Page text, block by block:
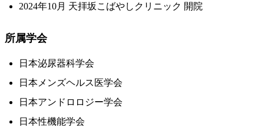
2024年10月 天拝坂こばやしクリニック 開院
所属学会
日本泌尿器科学会
日本メンズヘルス医学会
日本アンドロロジー学会
日本性機能学会